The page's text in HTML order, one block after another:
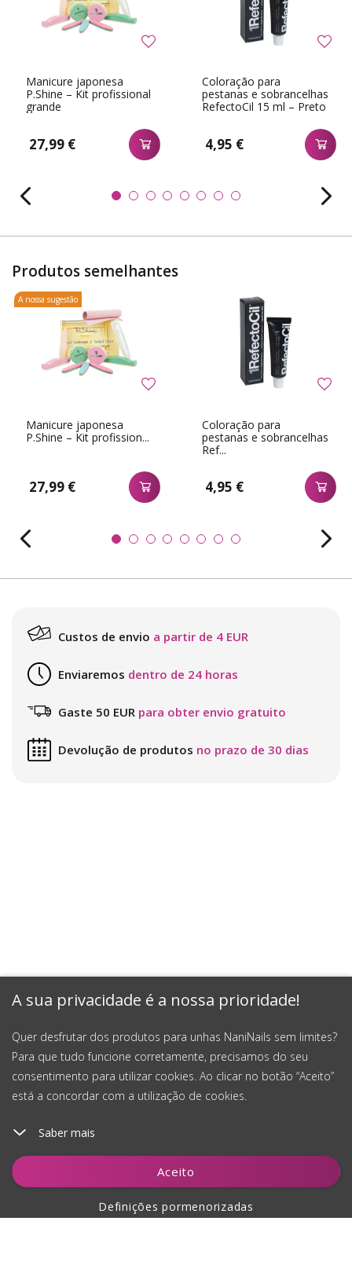
A sua privacidade é a nossa prioridade!
Quer desfrutar dos produtos para unhas NaniNails sem limites?
Para que tudo funcione corretamente, precisamos do seu
consentimento para utilizar cookies. Ao clicar no botão “Aceito”
está a concordar com a utilização de cookies.
Saber mais
Aceito
Definições pormenorizadas
Notificar-me
Manicure japonesa
P.Shine – Kit profissional
grande
27,99 €
Coloração para
pestanas e sobrancelhas
RefectoCil 15 ml – Preto
4,95 €
Produtos semelhantes
Manicure japonesa
P.Shine – Kit profission...
27,99 €
A nossa sugestão
Coloração para
pestanas e sobrancelhas
Ref...
4,95 €
Custos de envio a partir de 4 EUR
Enviaremos dentro de 24 horas
Gaste 50 EUR para obter envio gratuito
Devolução de produtos no prazo de 30 dias